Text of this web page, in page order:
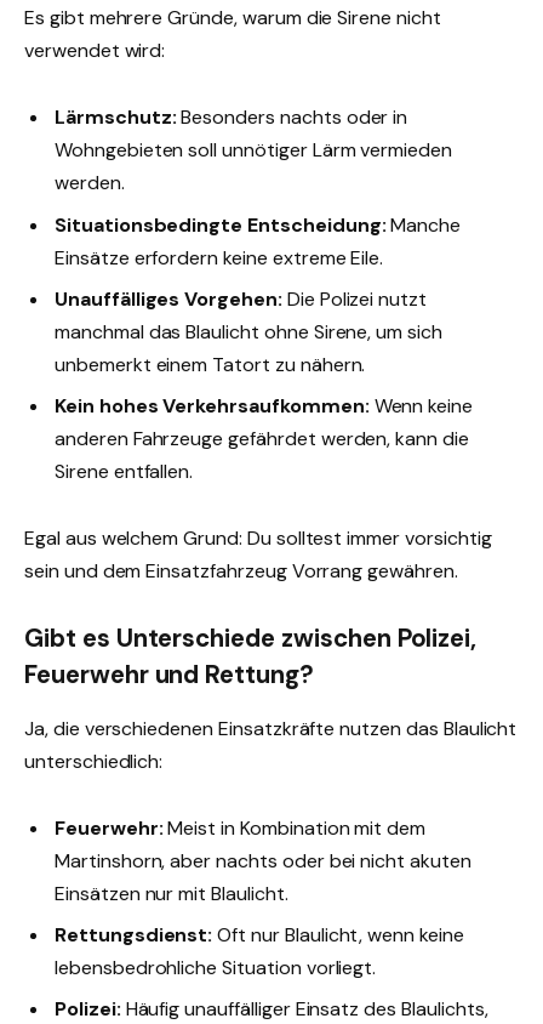
Es gibt mehrere Gründe, warum die Sirene nicht
verwendet wird:
Lärmschutz:Besonders nachts oder in
Wohngebieten soll unnötiger Lärm vermieden
werden.
Situationsbedingte Entscheidung:Manche
Einsätze erfordern keine extreme Eile.
Unauffälliges Vorgehen: Die Polizei nutzt
manchmal das Blaulicht ohne Sirene, um sich
unbemerkt einem Tatort zu nähern.
Kein hohes Verkehrsaufkommen: Wenn keine
anderen Fahrzeuge gefährdet werden, kann die
Sirene entfallen.
Egal aus welchem Grund: Du solltest immer vorsichtig
sein und dem Einsatzfahrzeug Vorrang gewähren.
Gibt es Unterschiede zwischen Polizei,
Feuerwehr und Rettung?
Ja, die verschiedenen Einsatzkräfte nutzen das Blaulicht
unterschiedlich:
Feuerwehr:Meist in Kombination mit dem
Martinshorn, aber nachts oder bei nicht akuten
Einsätzen nur mit Blaulicht.
Rettungsdienst: Oft nur Blaulicht, wenn keine
lebensbedrohliche Situation vorliegt.
Polizei: Häufig unauffälliger Einsatz des Blaulichts,